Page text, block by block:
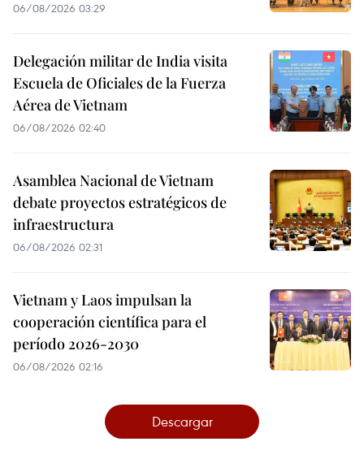
06/08/2026 03:29
Delegación militar de India visita
Escuela de Oficiales de la Fuerza
Aérea de Vietnam
06/08/2026 02:40
Asamblea Nacional de Vietnam
debate proyectos estratégicos de
infraestructura
06/08/2026 02:31
Vietnam y Laos impulsan la
cooperación científica para el
período 2026-2030
06/08/2026 02:16
Descargar